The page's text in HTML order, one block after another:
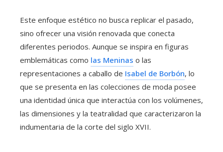
Este enfoque estético no busca replicar el pasado,
sino ofrecer una visión renovada que conecta
diferentes periodos. Aunque se inspira en figuras
emblemáticas como las Meninas o las
representaciones a caballo de Isabel de Borbón, lo
que se presenta en las colecciones de moda posee
una identidad única que interactúa con los volúmenes,
las dimensiones y la teatralidad que caracterizaron la
indumentaria de la corte del siglo XVII.